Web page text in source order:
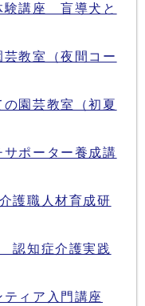
験講座 盲導犬と
芸教室（夜間コー
の園芸教室（初夏
サポーター養成講
護職人材育成研
認知症介護実践
ティア入門講座